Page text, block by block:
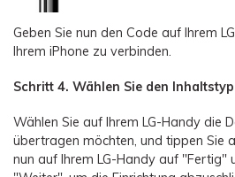
Geben Sie nun den Code auf Ihrem
Ihrem iPhone zu verbinden.
Schritt 4. Wählen Sie den Inhaltstyp
Wählen Sie auf Ihrem LG-Handy die
übertragen möchten, und tippen Sie
nun auf Ihrem LG-Handy auf "Fertig"